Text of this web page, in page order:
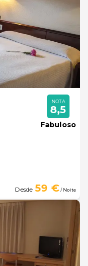
NOTA
8,5
Fabuloso
Desde 59 €/ Noite